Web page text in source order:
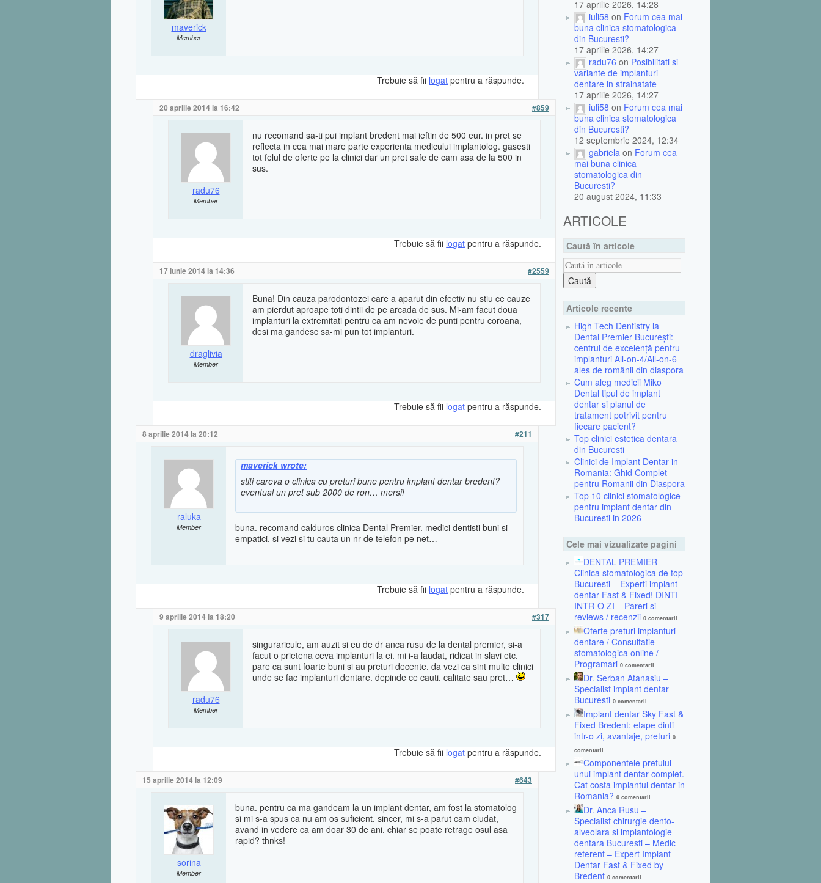
maverick
Member
Trebuie să fii logat pentru a răspunde.
20 aprilie 2014 la 16:42 #859
radu76
Member
nu recomand sa-ti pui implant bredent mai ieftin de 500 eur. in pret se
reflecta in cea mai mare parte experienta medicului implantolog. gasesti
tot felul de oferte pe la clinici dar un pret safe de cam asa de la 500 in
sus.
Trebuie să fii logat pentru a răspunde.
17 iunie 2014 la 14:36 #2559
draglivia
Member
Buna! Din cauza parodontozei care a aparut din efectiv nu stiu ce cauze
am pierdut aproape toti dintii de pe arcada de sus. Mi-am facut doua
implanturi la extremitati pentru ca am nevoie de punti pentru coroana,
desi ma gandesc sa-mi pun tot implanturi.
Trebuie să fii logat pentru a răspunde.
8 aprilie 2014 la 20:12 #211
raluka
Member
maverick wrote:
stiti careva o clinica cu preturi bune pentru implant dentar bredent?
eventual un pret sub 2000 de ron… mersi!
buna. recomand calduros clinica Dental Premier. medici dentisti buni si
empatici. si vezi si tu cauta un nr de telefon pe net…
Trebuie să fii logat pentru a răspunde.
9 aprilie 2014 la 18:20 #317
radu76
Member
singuraricule, am auzit si eu de dr anca rusu de la dental premier, si-a
facut o prietena ceva implanturi la ei. mi i-a laudat, ridicat in slavi etc.
pare ca sunt foarte buni si au preturi decente. da vezi ca sint multe clinici
unde se fac implanturi dentare. depinde ce cauti. calitate sau pret…
Trebuie să fii logat pentru a răspunde.
15 aprilie 2014 la 12:09 #643
sorina
Member
buna. pentru ca ma gandeam la un implant dentar, am fost la stomatolog
si mi s-a spus ca nu am os suficient. sincer, mi s-a parut cam ciudat,
avand in vedere ca am doar 30 de ani. chiar se poate retrage osul asa
rapid? thnks!
17 aprilie 2026, 14:28
iuli58 on Forum cea mai
buna clinica stomatologica
din Bucuresti?
17 aprilie 2026, 14:27
radu76 on Posibilitati si
variante de implanturi
dentare in strainatate
17 aprilie 2026, 14:27
iuli58 on Forum cea mai
buna clinica stomatologica
din Bucuresti?
12 septembrie 2024, 12:34
gabriela on Forum cea
mai buna clinica
stomatologica din
Bucuresti?
20 august 2024, 11:33
ARTICOLE
Caută în articole
Articole recente
High Tech Dentistry la
Dental Premier București:
centrul de excelență pentru
implanturi All-on-4/All-on-6
ales de românii din diaspora
Cum aleg medicii Miko
Dental tipul de implant
dentar si planul de
tratament potrivit pentru
fiecare pacient?
Top clinici estetica dentara
din Bucuresti
Clinici de Implant Dentar in
Romania: Ghid Complet
pentru Romanii din Diaspora
Top 10 clinici stomatologice
pentru implant dentar din
Bucuresti in 2026
Cele mai vizualizate pagini
DENTAL PREMIER –
Clinica stomatologica de top
Bucuresti – Experti implant
dentar Fast & Fixed! DINTI
INTR-O ZI – Pareri si
reviews / recenzii 0 comentarii
Oferte preturi implanturi
dentare / Consultatie
stomatologica online /
Programari 0 comentarii
Dr. Serban Atanasiu –
Specialist implant dentar
Bucuresti 0 comentarii
Implant dentar Sky Fast &
Fixed Bredent: etape dinti
intr-o zi, avantaje, preturi 0
comentarii
Componentele pretului
unui implant dentar complet.
Cat costa implantul dentar in
Romania? 0 comentarii
Dr. Anca Rusu –
Specialist chirurgie dento-
alveolara si implantologie
dentara Bucuresti – Medic
referent – Expert Implant
Dentar Fast & Fixed by
Bredent 0 comentarii